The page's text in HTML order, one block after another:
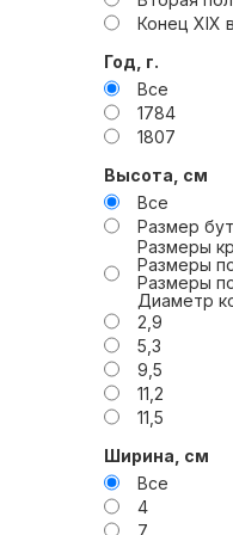
Конец XIX
Последняя
конец XIX -
конец
конец XIX
начало XIX в
Год, г.
Все
1784
1807
Высота, см
Все
Размер
Размеры
Размеры
Размеры
Диаметр
2,9
5,3
9,5
11,2
11,5
12
13,4
13,7
Ширина, см
Все
4
7